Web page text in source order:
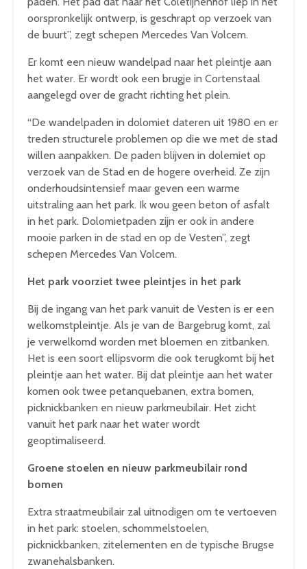
oorspronkelijk ontwerp, is geschrapt op verzoek van
de buurt”, zegt schepen Mercedes Van Volcem.
Er komt een nieuw wandelpad naar het pleintje aan
het water. Er wordt ook een brugje in Cortenstaal
aangelegd over de gracht richting het plein.
“De wandelpaden in dolomiet dateren uit 1980 en er
treden structurele problemen op die we met de stad
willen aanpakken. De paden blijven in dolemiet op
verzoek van de Stad en de hogere overheid. Ze zijn
onderhoudsintensief maar geven een warme
uitstraling aan het park. Ik wou geen beton of asfalt
in het park. Dolomietpaden zijn er ook in andere
mooie parken in de stad en op de Vesten”, zegt
schepen Mercedes Van Volcem.
Het park voorziet twee pleintjes in het park
Bij de ingang van het park vanuit de Vesten is er een
welkomstpleintje. Als je van de Bargebrug komt, zal
je verwelkomd worden met bloemen en zitbanken.
Het is een soort ellipsvorm die ook terugkomt bij het
pleintje aan het water. Bij dat pleintje aan het water
komen ook twee petanquebanen, extra bomen,
picknickbanken en nieuw parkmeubilair. Het zicht
vanuit het park naar het water wordt
geoptimaliseerd.
Groene stoelen en nieuw parkmeubilair rond
bomen
Extra straatmeubilair zal uitnodigen om te vertoeven
in het park: stoelen, schommelstoelen,
picknickbanken, zitelementen en de typische Brugse
zwanehalsbanken.